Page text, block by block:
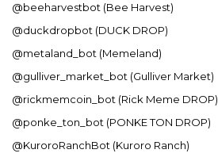
@beeharvestbot (Bee Harvest)
@duckdropbot (DUCK DROP)
@metaland_bot (Memeland)
@gulliver_market_bot (Gulliver Market)
@rickmemcoin_bot (Rick Meme DROP)
@ponke_ton_bot (PONKE TON DROP)
@KuroroRanchBot (Kuroro Ranch)